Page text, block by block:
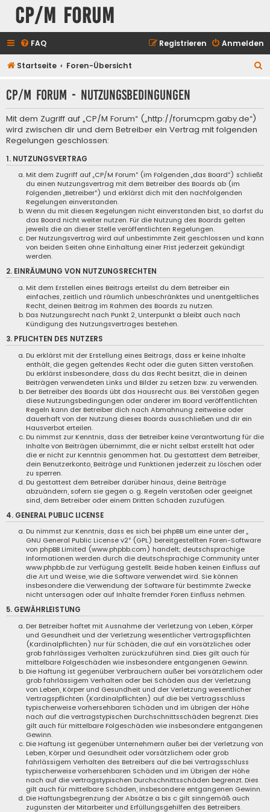
CP/M Forum
FAQ Anmelden
Registrieren
Startseite Foren-Übersicht
h
CP/M Forum - Nutzungsbedingungen
Mit dem Zugriff auf „CP/M Forum“ („http://forumcpm.gaby.de“)
wird zwischen dir und dem Betreiber ein Vertrag mit folgenden
Regelungen geschlossen:
1. NUTZUNGSVERTRAG
Mit dem Zugriff auf „CP/M Forum“ (im Folgenden „das Board“) schließt
du einen Nutzungsvertrag mit dem Betreiber des Boards ab (im
Folgenden „Betreiber“) und erklärst dich mit den nachfolgenden
Regelungen einverstanden.
Wenn du mit diesen Regelungen nicht einverstanden bist, so darfst du
das Board nicht weiter nutzen. Für die Nutzung des Boards gelten
jeweils die an dieser Stelle veröffentlichten Regelungen.
Der Nutzungsvertrag wird auf unbestimmte Zeit geschlossen und kann
von beiden Seiten ohne Einhaltung einer Frist jederzeit gekündigt
werden.
2. EINRÄUMUNG VON NUTZUNGSRECHTEN
Mit dem Erstellen eines Beitrags erteilst du dem Betreiber ein
einfaches, zeitlich und räumlich unbeschränktes und unentgeltliches
Recht, deinen Beitrag im Rahmen des Boards zu nutzen.
Das Nutzungsrecht nach Punkt 2, Unterpunkt a bleibt auch nach
Kündigung des Nutzungsvertrages bestehen.
3. PFLICHTEN DES NUTZERS
Du erklärst mit der Erstellung eines Beitrags, dass er keine Inhalte
enthält, die gegen geltendes Recht oder die guten Sitten verstoßen.
Du erklärst insbesondere, dass du das Recht besitzt, die in deinen
Beiträgen verwendeten Links und Bilder zu setzen bzw. zu verwenden.
Der Betreiber des Boards übt das Hausrecht aus. Bei Verstößen gegen
diese Nutzungsbedingungen oder anderer im Board veröffentlichten
Regeln kann der Betreiber dich nach Abmahnung zeitweise oder
dauerhaft von der Nutzung dieses Boards ausschließen und dir ein
Hausverbot erteilen.
Du nimmst zur Kenntnis, dass der Betreiber keine Verantwortung für die
Inhalte von Beiträgen übernimmt, die er nicht selbst erstellt hat oder
die er nicht zur Kenntnis genommen hat. Du gestattest dem Betreiber,
dein Benutzerkonto, Beiträge und Funktionen jederzeit zu löschen oder
zu sperren.
Du gestattest dem Betreiber darüber hinaus, deine Beiträge
abzuändern, sofern sie gegen o. g. Regeln verstoßen oder geeignet
sind, dem Betreiber oder einem Dritten Schaden zuzufügen.
4. GENERAL PUBLIC LICENSE
Du nimmst zur Kenntnis, dass es sich bei phpBB um eine unter der „
GNU General Public License v2“ (GPL) bereitgestellten Foren-Software
von phpBB Limited (www.phpbb.com) handelt; deutschsprachige
Informationen werden durch die deutschsprachige Community unter
www.phpbb.de zur Verfügung gestellt. Beide haben keinen Einfluss auf
die Art und Weise, wie die Software verwendet wird. Sie können
insbesondere die Verwendung der Software für bestimmte Zwecke
nicht untersagen oder auf Inhalte fremder Foren Einfluss nehmen.
5. GEWÄHRLEISTUNG
Der Betreiber haftet mit Ausnahme der Verletzung von Leben, Körper
und Gesundheit und der Verletzung wesentlicher Vertragspflichten
(Kardinalpflichten) nur für Schäden, die auf ein vorsätzliches oder
grob fahrlässiges Verhalten zurückzuführen sind. Dies gilt auch für
mittelbare Folgeschäden wie insbesondere entgangenen Gewinn.
Die Haftung ist gegenüber Verbrauchern außer bei vorsätzlichem oder
grob fahrlässigem Verhalten oder bei Schäden aus der Verletzung
von Leben, Körper und Gesundheit und der Verletzung wesentlicher
Vertragspflichten (Kardinalpflichten) auf die bei Vertragsschluss
typischerweise vorhersehbaren Schäden und im übrigen der Höhe
nach auf die vertragstypischen Durchschnittsschäden begrenzt. Dies
gilt auch für mittelbare Folgeschäden wie insbesondere entgangenen
Gewinn.
Die Haftung ist gegenüber Unternehmern außer bei der Verletzung von
Leben, Körper und Gesundheit oder vorsätzlichem oder grob
fahrlässigem Verhalten des Betreibers auf die bei Vertragsschluss
typischerweise vorhersehbaren Schäden und im Übrigen der Höhe
nach auf die vertragstypischen Durchschnittsschäden begrenzt. Dies
gilt auch für mittelbare Schäden, insbesondere entgangenen Gewinn.
Die Haftungsbegrenzung der Absätze a bis c gilt sinngemäß auch
zugunsten der Mitarbeiter und Erfüllungsgehilfen des Betreibers.